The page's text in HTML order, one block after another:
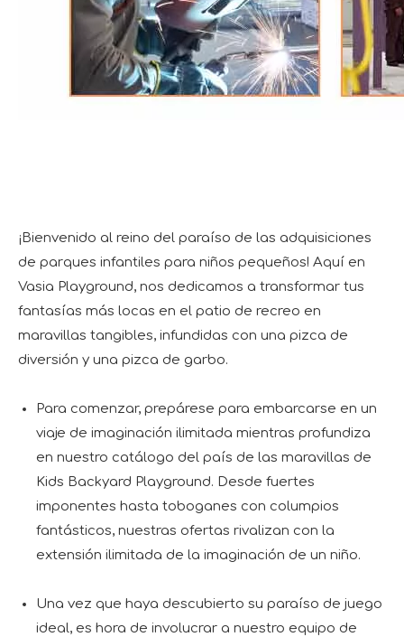
¡Bienvenido al reino del paraíso de las adquisiciones
de parques infantiles para niños pequeños! Aquí en
Vasia Playground, nos dedicamos a transformar tus
fantasías más locas en el patio de recreo en
maravillas tangibles, infundidas con una pizca de
diversión y una pizca de garbo.
Para comenzar, prepárese para embarcarse en un
viaje de imaginación ilimitada mientras profundiza
en nuestro catálogo del país de las maravillas de
Kids Backyard Playground. Desde fuertes
imponentes hasta toboganes con columpios
fantásticos, nuestras ofertas rivalizan con la
extensión ilimitada de la imaginación de un niño.
Una vez que haya descubierto su paraíso de juego
ideal, es hora de involucrar a nuestro equipo de